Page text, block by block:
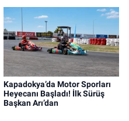
Kapadokya’da Motor Sporları
Heyecanı Başladı! İlk Sürüş
Başkan Arı’dan